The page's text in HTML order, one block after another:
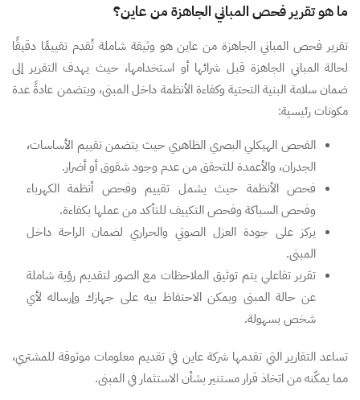
ما هو تقرير فحص المباني الجاهزة من عاين؟
تقرير فحص المباني الجاهزة من عاين هو وثيقة شاملة تُقدم تقييمًا دقيقًا
لحالة المباني الجاهزة قبل شرائها أو استخدامها، حيث يهدف التقرير إلى
ضمان سلامة البنية التحتية وكفاءة الأنظمة داخل المبنى، ويتضمن عادةً عدة
مكونات رئيسية:
الفحص الهيكلي البصري الظاهري حيث يتضمن تقييم الأساسات،
الجدران، والأعمدة للتحقق من عدم وجود شقوق أو أضرار.
فحص الأنظمة حيث يشمل تقييم وفحص أنظمة الكهرباء
وفحص السباكة وفحص التكييف للتأكد من عملها بكفاءة.
يركز على جودة العزل الصوتي والحراري لضمان الراحة داخل
المبنى.
تقرير تفاعلي يتم توثيق الملاحظات مع الصور لتقديم رؤية شاملة
عن حالة المبنى ويمكن الاحتفاظ بيه على جهازك وإرساله لأي
شخص بسهولة.
تساعد التقارير التي تقدمها شركة عاين في تقديم معلومات موثوقة للمشتري،
مما يمكّنه من اتخاذ قرار مستنير بشأن الاستثمار في المبنى.